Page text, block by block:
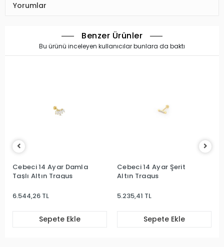
Yorumlar
Benzer Ürünler
Bu ürünü inceleyen kullanıcılar bunlara da baktı
Cebeci 14 Ayar Damla
Taşlı Altın Tragus
6.544,26 TL
Sepete Ekle
Cebeci 14 Ayar Şerit
Altın Tragus
5.235,41 TL
Sepete Ekle